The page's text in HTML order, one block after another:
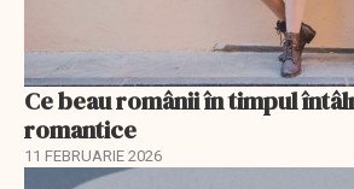
Ce beau românii în timpul
romantice
11 FEBRUARIE 2026